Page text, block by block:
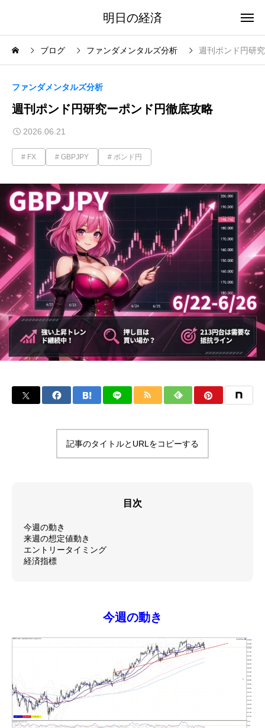
明日の経済
ブログ ファンダメンタルズ分析 週刊ポンド円研
ファンダメンタルズ分析
週刊ポンド円研究ーポンド円徹底攻略
2026.06.21
FX GBPJPY ポンド円
記事のタイトルとURLをコピーする
目次
今週の動き
来週の想定値動き
エントリータイミング
経済指標
今週の動き